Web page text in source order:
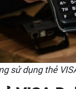
dụng thẻ VISA